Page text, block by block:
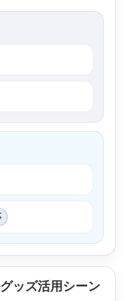
ッズ活用シーン